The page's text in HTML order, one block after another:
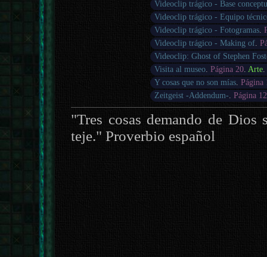
Videoclip trágico - Base
Videoclip trágico - Equipo
Videoclip trágico - Fotogramas .
Videoclip trágico - Making of .
Videoclip: Ghost of Stephen
Visita al museo .Página 20 Arte
Y cosas que no son mías .Página
Zeitgeist -Addendum- .Página 12
"Tres cosas demando de
teje." Proverbio español